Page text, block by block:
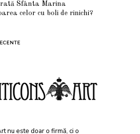
Sfânta Marina
celor cu boli de rinichi?
nu este doar o firmă, ci o